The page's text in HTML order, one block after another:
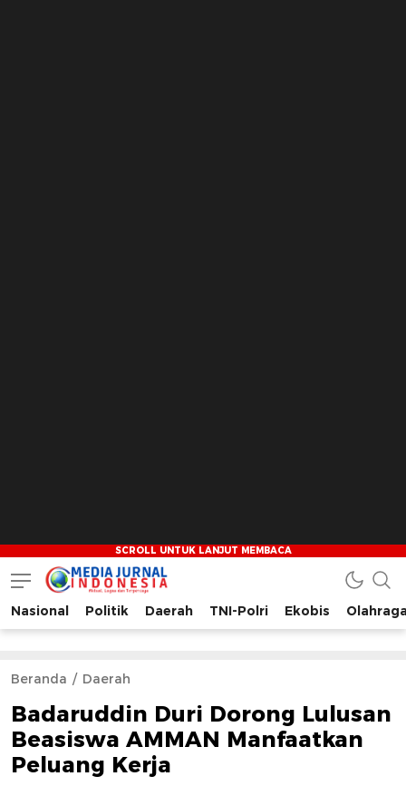
Media Jurnal Indonesia
Bersama Membangun Indonesia
Nasional Politik Daerah TNI-Polri Ekobis
Beranda Daerah
Badaruddin Duri Dorong Lulusan
Beasiswa AMMAN Manfaatkan
Peluang Kerja